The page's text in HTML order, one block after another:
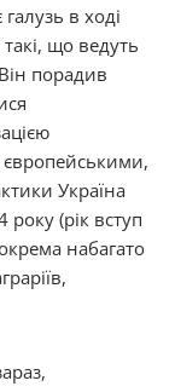
в ході
що ведуть
порадив
європейськими,
Україна
(рік вступ
набагато